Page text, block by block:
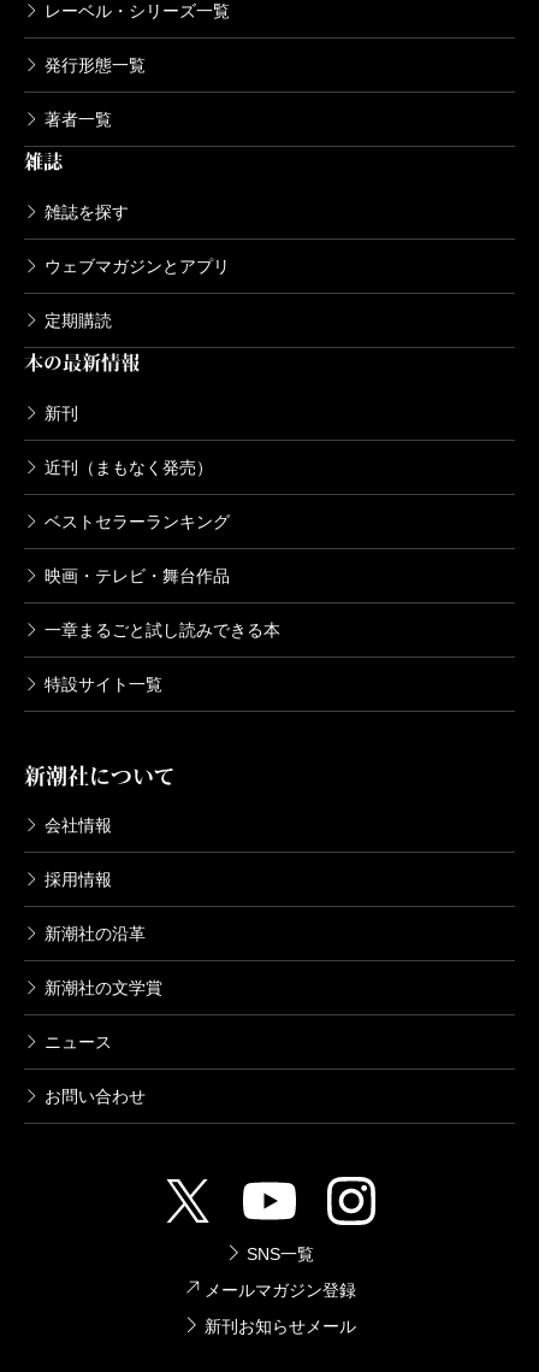
レーベル・シリーズ一覧
発行形態一覧
著者一覧
雑誌
雑誌を探す
ウェブマガジンとアプリ
定期購読
本の最新情報
新刊
近刊（まもなく発売）
ベストセラーランキング
映画・テレビ・舞台作品
一章まるごと試し読みできる本
特設サイト一覧
新潮社について
会社情報
採用情報
新潮社の沿革
新潮社の文学賞
ニュース
お問い合わせ
SNS一覧
メールマガジン登録
新刊お知らせメール